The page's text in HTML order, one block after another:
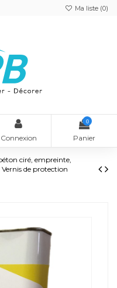
Ma liste (0)
Connexion
0
Panier
ciré, empreinte,
Vernis de protection